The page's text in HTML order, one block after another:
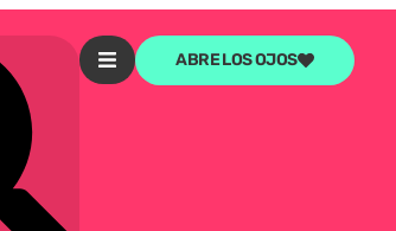
ABRE LOS OJOS